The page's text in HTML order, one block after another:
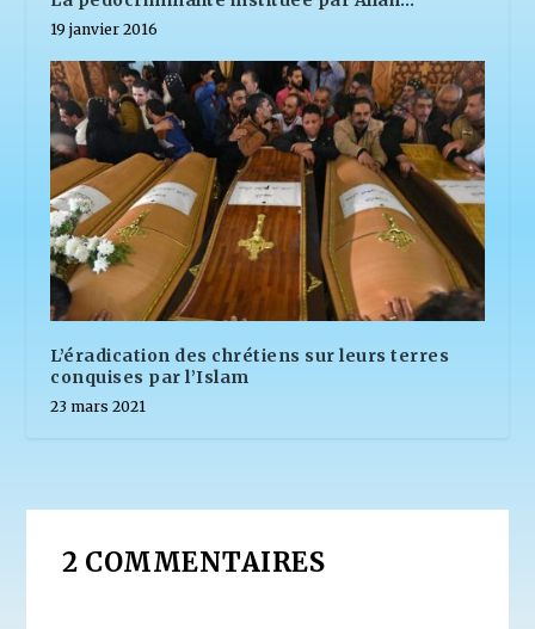
19 janvier 2016
L’éradication des chrétiens sur leurs terres
conquises par l’Islam
23 mars 2021
2 COMMENTAIRES